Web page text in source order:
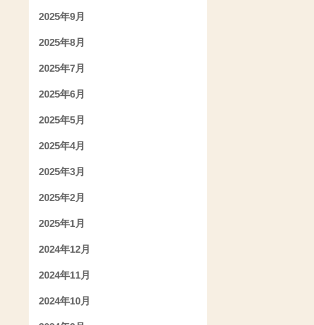
2025年9月
2025年8月
2025年7月
2025年6月
2025年5月
2025年4月
2025年3月
2025年2月
2025年1月
2024年12月
2024年11月
2024年10月